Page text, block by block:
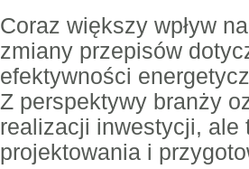
Coraz większy wpływ
zmiany przepisów
efektywności
Z perspektywy branży
realizacji inwestycji, ale
projektowania i